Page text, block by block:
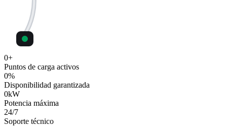
0+
Puntos de carga activos
0%
Disponibilidad garantizada
0kW
Potencia máxima
24/7
Soporte técnico